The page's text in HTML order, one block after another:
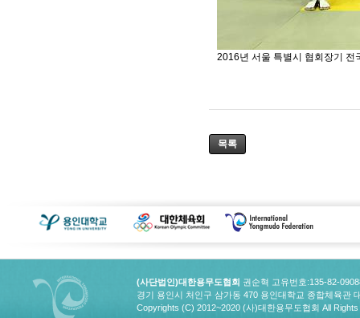
2016년 서울 특별시 협회장기 전
목록
(사단법인)대한용무도협회 권순혁 고유번호:135-82-
경기 용인시 처인구 삼가동 470 용인대학교 종합체육관
Copyrights (C) 2012~2020 (사)대한용무도협회 All